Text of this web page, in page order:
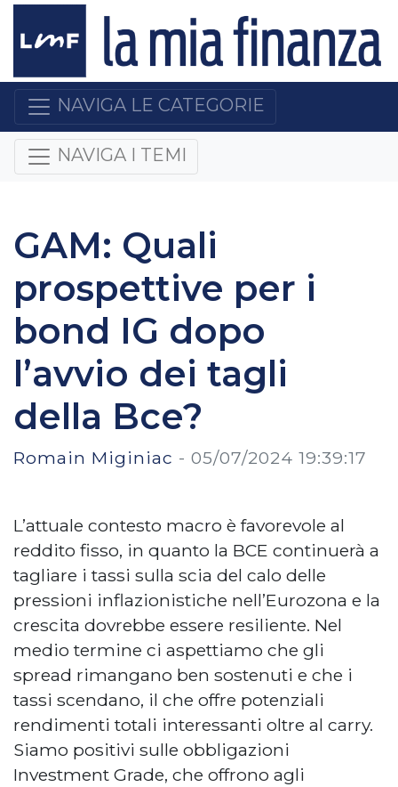
NAVIGA LE CATEGORIE
NAVIGA I TEMI
GAM: Quali
prospettive per i
bond IG dopo
l’avvio dei tagli
della Bce?
Romain Miginiac - 05/07/2024 19:39:17
L’attuale contesto macro è favorevole al
reddito fisso, in quanto la BCE continuerà a
tagliare i tassi sulla scia del calo delle
pressioni inflazionistiche nell’Eurozona e la
crescita dovrebbe essere resiliente. Nel
medio termine ci aspettiamo che gli
spread rimangano ben sostenuti e che i
tassi scendano, il che offre potenziali
rendimenti totali interessanti oltre al carry.
Siamo positivi sulle obbligazioni
Investment Grade, che offrono agli